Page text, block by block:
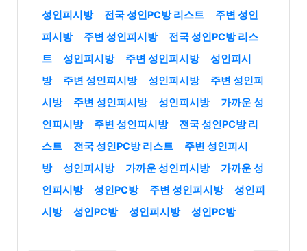
성인피시방
전국 성인PC방 리스트
주변 성인
피시방
주변 성인피시방
전국 성인PC방 리스
트
성인피시방 주변 성인피시방
성인피시
방
주변 성인피시방 성인피시방
주변 성인피
시방
주변 성인피시방 성인피시방
가까운 성
인피시방
주변 성인피시방
전국 성인PC방 리
스트
전국 성인PC방 리스트
주변 성인피시
방
성인피시방 가까운 성인피시방
가까운 성
인피시방
성인PC방 주변 성인피시방
성인피
시방
성인PC방 성인피시방 성인PC방